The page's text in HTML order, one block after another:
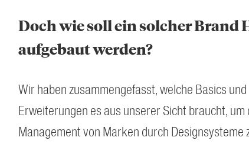
Doch wie soll ein solcher Brand
aufgebaut werden?
Wir haben zusammengefasst, welche Basics und
Erweiterungen es aus unserer Sicht braucht, um
Management von Marken durch Designsysteme